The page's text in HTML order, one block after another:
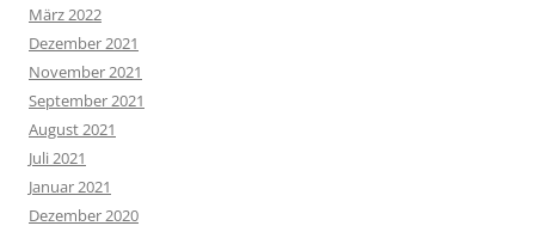
März 2022
Dezember 2021
November 2021
September 2021
August 2021
Juli 2021
Januar 2021
Dezember 2020